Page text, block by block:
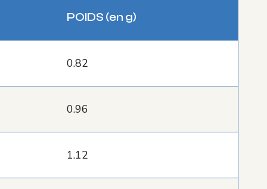
POIDS (en g)
0.82
0.96
1.12